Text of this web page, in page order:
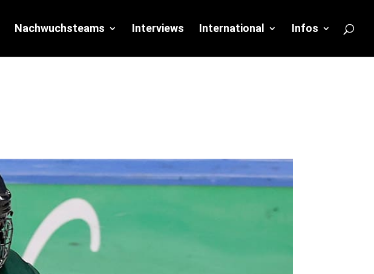
Nachwuchsteams Interviews International Infos